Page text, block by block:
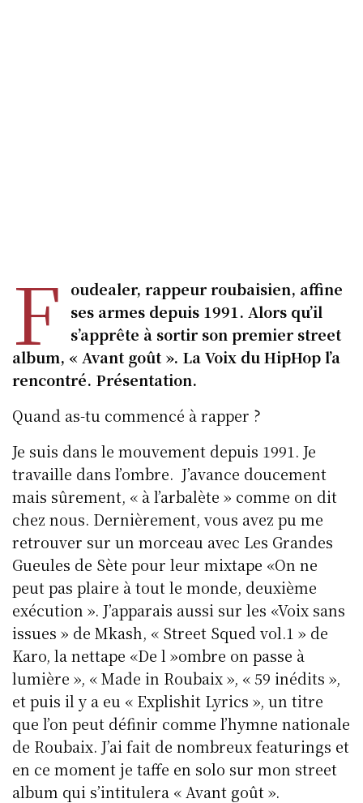
F
oudealer, rappeur roubaisien, affine
ses armes depuis 1991. Alors qu’il
s’apprête à sortir son premier street
album, « Avant goût ». La Voix du HipHop l’a
rencontré. Présentation.
Quand as-tu commencé à rapper ?
Je suis dans le mouvement depuis 1991. Je
travaille dans l’ombre. J’avance doucement
mais sûrement, « à l’arbalète » comme on dit
chez nous. Dernièrement, vous avez pu me
retrouver sur un morceau avec Les Grandes
Gueules de Sète pour leur mixtape «On ne
peut pas plaire à tout le monde, deuxième
exécution ». J’apparais aussi sur les «Voix sans
issues » de Mkash, « Street Squed vol.1 » de
Karo, la nettape «De l »ombre on passe à
lumière », « Made in Roubaix », « 59 inédits »,
et puis il y a eu « Explishit Lyrics », un titre
que l’on peut définir comme l’hymne nationale
de Roubaix. J’ai fait de nombreux featurings et
en ce moment je taffe en solo sur mon street
album qui s’intitulera « Avant goût ».